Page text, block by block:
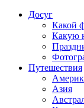
Досуг
Какой
Какую
Путешествия
Азия